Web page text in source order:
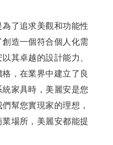
了追求美觀和功能性
造一個符合個人化需
其卓越的設計能力、
，在業界中建立了良
家具時，美麗安是您
幫您實現家的理想，
場所，美麗安都能提